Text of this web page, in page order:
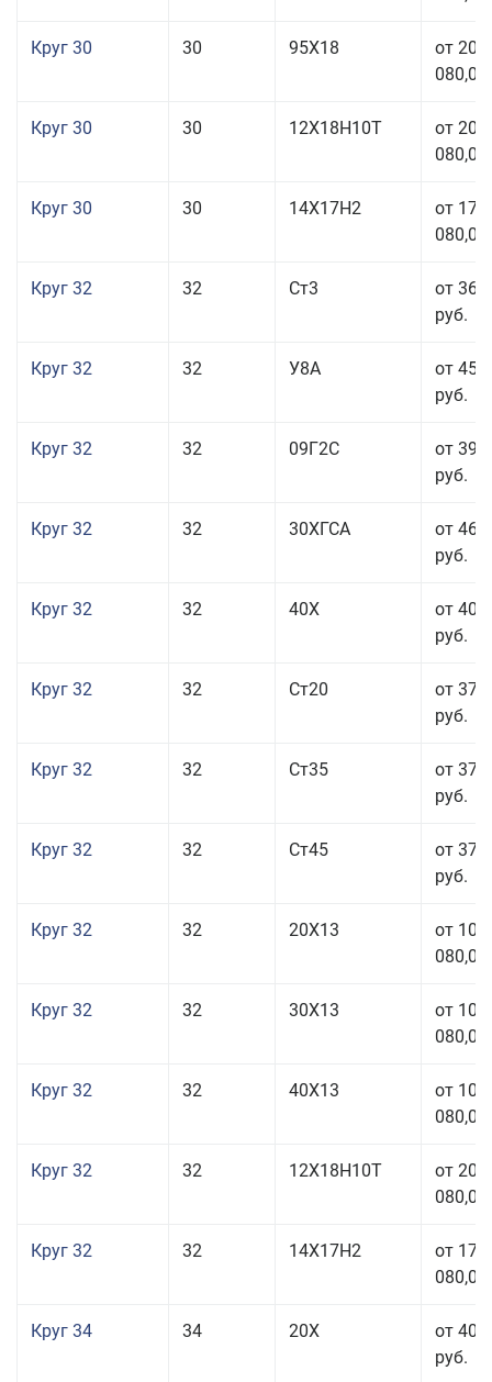
Круг 30 30 95Х18
от 208
080,00
Круг 30 30 12Х18Н10Т
от 208
080,00
Круг 30 30 14Х17Н2
от 177
080,00
Круг 32 32 Ст3
от 36
руб.
Круг 32 32 У8А
от 45
руб.
Круг 32 32 09Г2С
от 39
руб.
Круг 32 32 30ХГСА
от 46
руб.
Круг 32 32 40Х
от 40
руб.
Круг 32 32 Ст20
от 37
руб.
Круг 32 32 Ст35
от 37
руб.
Круг 32 32 Ст45
от 37
руб.
Круг 32 32 20Х13
от 101
080,00
Круг 32 32 30Х13
от 101
080,00
Круг 32 32 40Х13
от 101
080,00
Круг 32 32 12Х18Н10Т
от 208
080,00
Круг 32 32 14Х17Н2
от 177
080,00
Круг 34 34 20Х
от 40
руб.